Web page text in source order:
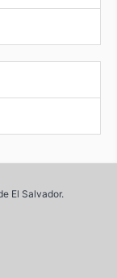
El Salvador.